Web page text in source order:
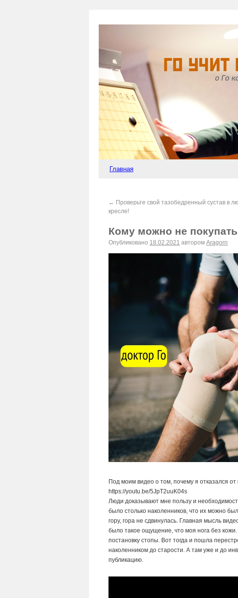
Главная
← Проверьте свой тазобедренный сустав в
кресле!
Кому можно не
Опубликовано 18.02.2021 автором Aragorn
Под моим видео о том, почему я отказался
https://youtu.be/5JpT2uuK04s
Люди доказывают мне пользу и
было столько наколенников, что их можно
гору, гора не сдвинулась. Главная мысль
было такое ощущение, что моя нога без
постановку стопы. Вот тогда и пошла
наколенником до старости. А там уже и до
публикацию.